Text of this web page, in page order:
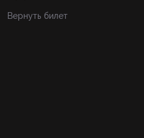
Вернуть билет